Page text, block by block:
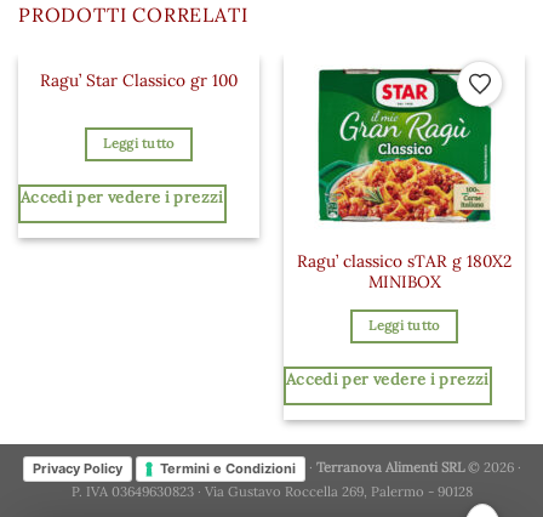
PRODOTTI CORRELATI
Aggiungi ai preferiti
Ragu’ Star Classico gr 100
Leggi tutto
Accedi per vedere i prezzi
Ragu’ classico sTAR g 180X2
MINIBOX
Leggi tutto
Accedi per vedere i prezzi
Privacy Policy Termini e Condizioni · Terranova Alimenti SRL© 2026 ·
P. IVA 03649630823 · Via Gustavo Roccella 269, Palermo - 90128